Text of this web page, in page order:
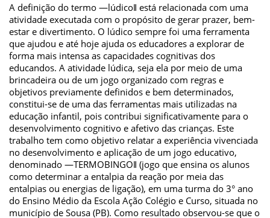
A definição do termo ―lúdico‖ está relacionada com uma
atividade executada com o propósito de gerar prazer, bem-
estar e divertimento. O lúdico sempre foi uma ferramenta
que ajudou e até hoje ajuda os educadores a explorar de
forma mais intensa as capacidades cognitivas dos
educandos. A atividade lúdica, seja ela por meio de uma
brincadeira ou de um jogo organizado com regras e
objetivos previamente definidos e bem determinados,
constitui-se de uma das ferramentas mais utilizadas na
educação infantil, pois contribui significativamente para o
desenvolvimento cognitivo e afetivo das crianças. Este
trabalho tem como objetivo relatar a experiência vivenciada
no desenvolvimento e aplicação de um jogo educativo,
denominado ―TERMOBINGO‖ (jogo que ensina os alunos
como determinar a entalpia da reação por meia das
entalpias ou energias de ligação), em uma turma do 3° ano
do Ensino Médio da Escola Ação Colégio e Curso, situada no
município de Sousa (PB). Como resultado observou-se que o